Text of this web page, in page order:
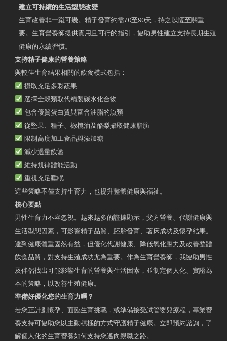
建立可持續的生活型態改變
生育改善非一蹴可幾。精子發育約需70至90天，持之以恆至關重
要。生育營養師提供實用且可行的指引，協助男性建立支持長期生殖
健康的永續習慣。
支持精子健康的營養策略
與較佳生育結果相關的飲食模式包括：
攝取充足多彩蔬果
選擇全穀類取代精製碳水化合物
包含優質蛋白質與富含油脂的魚類
從堅果、種子、橄欖油及酪梨攝取健康脂肪
限制高度加工食品與添加糖
減少過量飲酒
維持規律體能活動
重視充足睡眠
這些策略不僅支持生育力，也提升整體健康與福祉。
核心要點
男性生育力不容忽視。越來越多的證據顯示，父方營養、代謝健康與
生活型態因素，可影響精子品質、胚胎發育、著床成功及懷孕結果。
達到健康體重固然有益，但優化代謝健康、降低氧化壓力及改善整體
飲食品質，對支持生殖成功尤為重要。作為生育營養師，我協助男性
及伴侶找出可能影響生育的營養與生活因素，並制定個人化、實證為
本的策略，以改善生殖健康。
準備好優化您的生育力嗎？
若您正計劃懷孕、面臨生育挑戰，或準備接受試管嬰兒療程，專業營
養支持可協助您以主動積極的方式守護精子健康。立即預約諮詢，了
解個人化的生育營養如何支持您邁向親職之路。